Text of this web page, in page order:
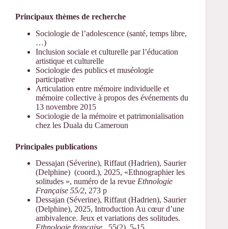
Principaux thèmes de recherche
Sociologie de l’adolescence (santé, temps libre,
…)
Inclusion sociale et culturelle par l’éducation
artistique et culturelle
Sociologie des publics et muséologie
participative
Articulation entre mémoire individuelle et
mémoire collective à propos des événements du
13 novembre 2015
Sociologie de la mémoire et patrimonialisation
chez les Duala du Cameroun
Principales publications
Dessajan (Séverine), Riffaut (Hadrien), Saurier
(Delphine) (coord.), 2025, «Ethnographier les
solitudes », numéro de la revue Ethnologie
Française 55/2, 273 p
Dessajan (Séverine), Riffaut (Hadrien), Saurier
(Delphine), 2025, Introduction Au cœur d’une
ambivalence. Jeux et variations des solitudes.